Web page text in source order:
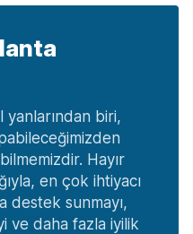
yanlarından biri,
Hayır
en çok ihtiyacı
destek sunmayı,
ve daha fazla iyilik